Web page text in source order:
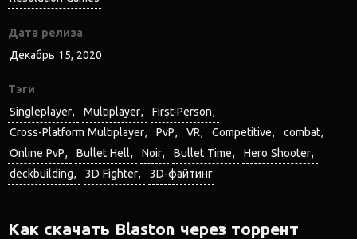
Дата релиза
Декабрь 15, 2020
Тэги
Singleplayer
Multiplayer
First-Person
Cross-Platform Multiplayer
PvP VR Competitive
combat
Online PvP
Bullet Hell Noir Bullet Time
Hero Shooter
deckbuilding
3D Fighter 3D-файтинг
Как скачать Blaston через торрент